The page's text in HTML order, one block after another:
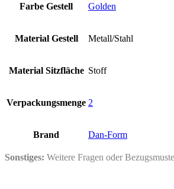
Farbe Gestell Golden
Material Gestell Metall/Stahl
Material Sitzfläche Stoff
Verpackungsmenge 2
Brand Dan-Form
Sonstiges: Weitere Fragen oder